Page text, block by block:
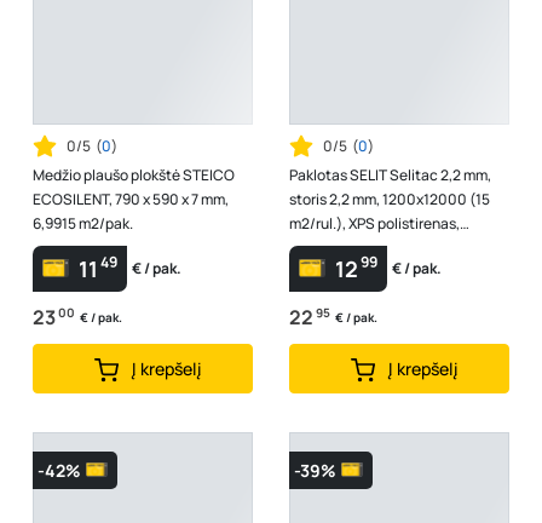
0/5 (0)
Medžio plaušo plokštė STEICO
ECOSILENT, 790 x 590 x 7 mm,
6,9915 m2/pak.
11 49 € / pak.
2300 € / pak.
Į krepšelį
0/5 (0)
Paklotas SELIT Selitac 2,2 mm,
storis 2,2 mm, 1200x12000 (15
m2/rul.), XPS polistirenas,
Išlygina nelygumus iki 1mm, in...
1299 € / pak.
22 95 € / pak.
Į krepšelį
-42% -39%